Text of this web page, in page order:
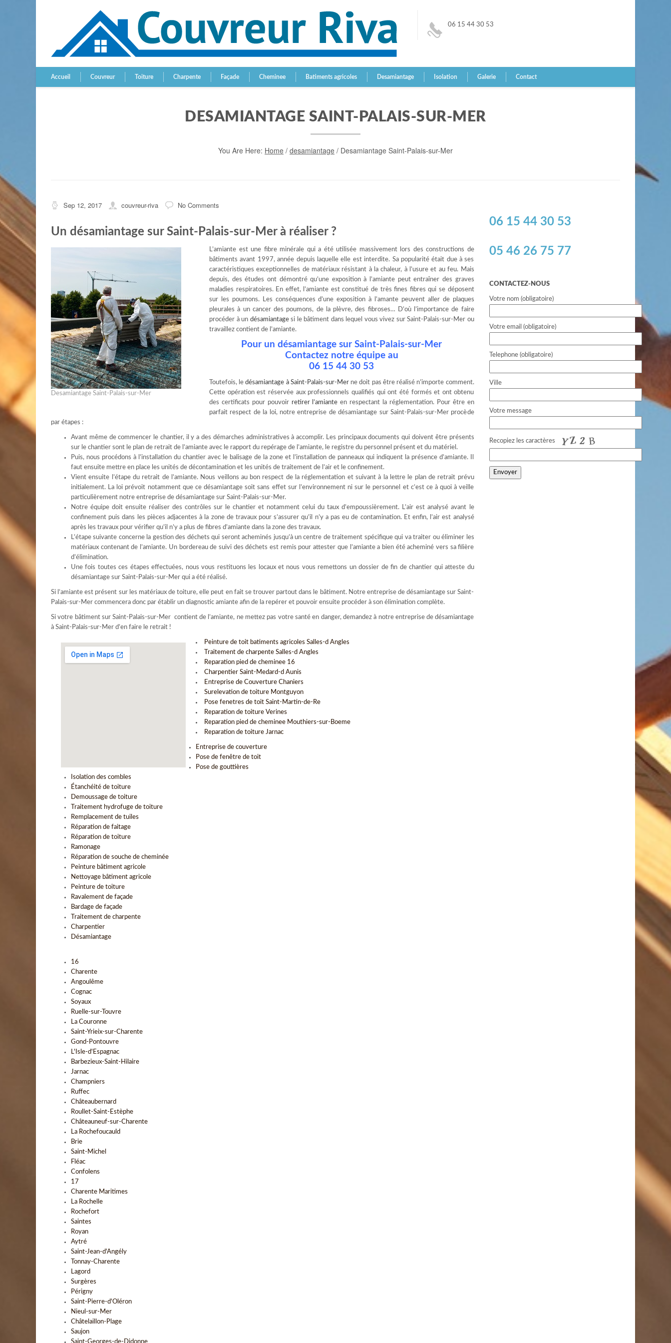
06 15 44 30 53
Accueil Couvreur Toiture Charpente Façade Cheminee Batiments agricoles Desamiantage Isolation Galerie Contact
DESAMIANTAGE SAINT-PALAIS-SUR-MER
You Are Here: Home / desamiantage / Desamiantage Saint-Palais-sur-Mer
Sep 12, 2017 couvreur-riva No Comments
Un désamiantage sur Saint-Palais-sur-Mer à réaliser ?
Desamiantage Saint-Palais-sur-Mer
L’amiante est une fibre minérale qui a été utilisée massivement lors des constructions de
bâtiments avant 1997, année depuis laquelle elle est interdite. Sa popularité était due à ses
caractéristiques exceptionnelles de matériaux résistant à la chaleur, à l’usure et au feu. Mais
depuis, des études ont démontré qu’une exposition à l’amiante peut entraîner des graves
maladies respiratoires. En effet, l’amiante est constitué de très fines fibres qui se déposent
sur les poumons. Les conséquences d’une exposition à l’amante peuvent aller de plaques
pleurales à un cancer des poumons, de la plèvre, des fibroses… D’où l’importance de faire
procéder à un désamiantagesi le bâtiment dans lequel vous vivez sur Saint-Palais-sur-Mer ou
travaillez contient de l’amiante.
Pour un désamiantage sur Saint-Palais-sur-Mer
Contactez notre équipe au
06 15 44 30 53
Toutefois, ledésamiantage à Saint-Palais-sur-Mer ne doit pas être réalisé n’importe comment.
Cette opération est réservée aux professionnels qualifiés qui ont été formés et ont obtenu
des certificats pour pouvoir retirer l’amiante en respectant la réglementation. Pour être en
parfait respect de la loi, notre entreprise de désamiantage sur Saint-Palais-sur-Mer procède
par étapes :
Avant même de commencer le chantier, il y a des démarches administratives à accomplir. Les principaux documents qui doivent être présents
sur le chantier sont le plan de retrait de l’amiante avec le rapport du repérage de l’amiante, le registre du personnel présent et du matériel.
Puis, nous procédons à l’installation du chantier avec le balisage de la zone et l’installation de panneaux qui indiquent la présence d’amiante. Il
faut ensuite mettre en place les unités de décontamination et les unités de traitement de l’air et le confinement.
Vient ensuite l’étape du retrait de l’amiante. Nous veillons au bon respect de la réglementation et suivant à la lettre le plan de retrait prévu
initialement. La loi prévoit notamment que ce désamiantage soit sans effet sur l’environnement ni sur le personnel et c’est ce à quoi à veille
particulièrement notre entreprise de désamiantage sur Saint-Palais-sur-Mer.
Notre équipe doit ensuite réaliser des contrôles sur le chantier et notamment celui du taux d’empoussièrement. L’air est analysé avant le
confinement puis dans les pièces adjacentes à la zone de travaux pour s’assurer qu’il n’y a pas eu de contamination. Et enfin, l’air est analysé
après les travaux pour vérifier qu’il n’y a plus de fibres d’amiante dans la zone des travaux.
L’étape suivante concerne la gestion des déchets qui seront acheminés jusqu’à un centre de traitement spécifique qui va traiter ou éliminer les
matériaux contenant de l’amiante. Un bordereau de suivi des déchets est remis pour attester que l’amiante a bien été acheminé vers sa filière
d’élimination.
Une fois toutes ces étapes effectuées, nous vous restituons les locaux et nous vous remettons un dossier de fin de chantier qui atteste du
désamiantage sur Saint-Palais-sur-Mer qui a été réalisé.
Si l’amiante est présent sur les matériaux de toiture, elle peut en fait se trouver partout dans le bâtiment. Notre entreprise de désamiantage sur Saint-
Palais-sur-Mer commencera donc par établir un diagnostic amiante afin de la repérer et pouvoir ensuite procéder à son élimination complète.
Si votre bâtiment sur Saint-Palais-sur-Mer contient de l’amiante, ne mettez pas votre santé en danger, demandez à notre entreprise de désamiantage
à Saint-Palais-sur-Mer d’en faire le retrait !
Peinture de toit batiments agricoles Salles-d Angles
Traitement de charpente Salles-d Angles
Reparation pied de cheminee 16
Charpentier Saint-Medard-d Aunis
Entreprise de Couverture Chaniers
Surelevation de toiture Montguyon
Pose fenetres de toit Saint-Martin-de-Re
Reparation de toiture Verines
Reparation pied de cheminee Mouthiers-sur-Boeme
Reparation de toiture Jarnac
Entreprise de couverture
Pose de fenêtre de toit
Pose de gouttières
Isolation des combles
Étanchéité de toiture
Demoussage de toiture
Traitement hydrofuge de toiture
Remplacement de tuiles
Réparation de faitage
Réparation de toiture
Ramonage
Réparation de souche de cheminée
Peinture bâtiment agricole
Nettoyage bâtiment agricole
Peinture de toiture
Ravalement de façade
Bardage de façade
Traitement de charpente
Charpentier
Désamiantage
16
Charente
Angoulême
Cognac
Soyaux
Ruelle-sur-Touvre
La Couronne
Saint-Yrieix-sur-Charente
Gond-Pontouvre
L'Isle-d'Espagnac
Barbezieux-Saint-Hilaire
Jarnac
Champniers
Ruffec
Châteaubernard
Roullet-Saint-Estèphe
Châteauneuf-sur-Charente
La Rochefoucauld
Brie
Saint-Michel
Fléac
Confolens
17
Charente Maritimes
La Rochelle
Rochefort
Saintes
Royan
Aytré
Saint-Jean-d'Angély
Tonnay-Charente
Lagord
Surgères
Périgny
Saint-Pierre-d'Oléron
Nieul-sur-Mer
Châtelaillon-Plage
Saujon
06 15 44 30 53
05 46 26 75 77
CONTACTEZ-NOUS
Votre nom (obligatoire)
Votre email (obligatoire)
Telephone (obligatoire)
Ville
Votre message
Recopiez les caractères